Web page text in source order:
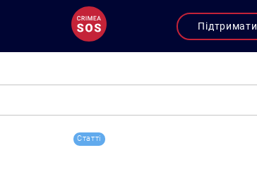
Підтримати
Статті